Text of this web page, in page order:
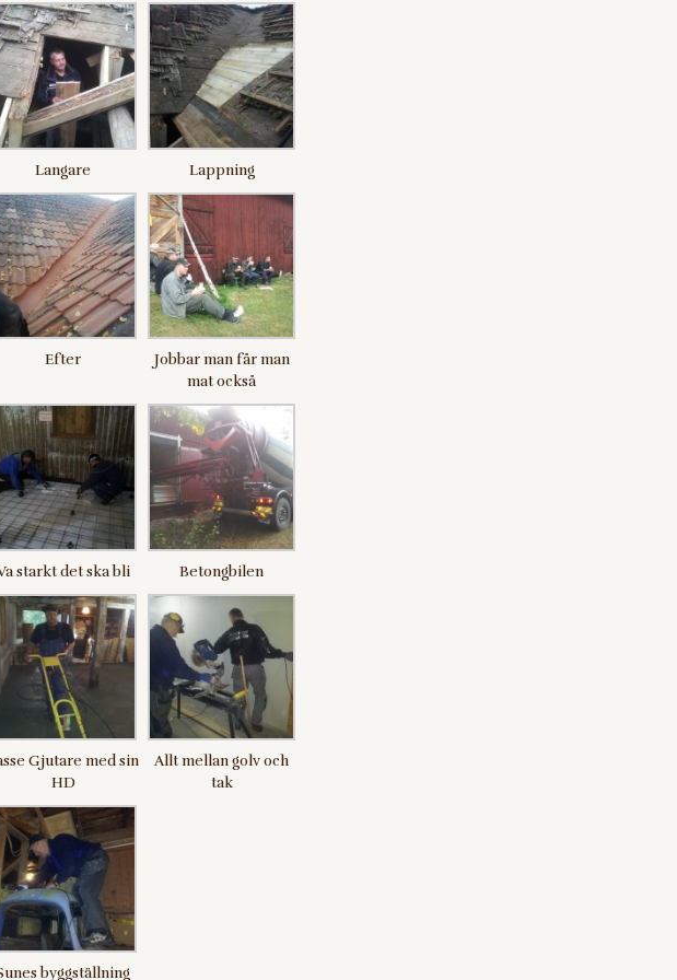
Langare Lappning
Efter
Jobbar man får man
mat också
starkt det ska bli Betongbilen
Gjutare med sin
HD
Allt mellan golv och
tak
byggställning